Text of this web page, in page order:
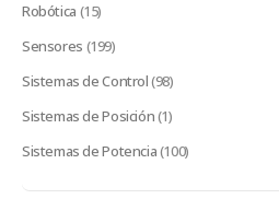
Robótica (15)
Sensores (199)
Sistemas de Control(98)
Sistemas de Posición(1)
Sistemas de Potencia(100)